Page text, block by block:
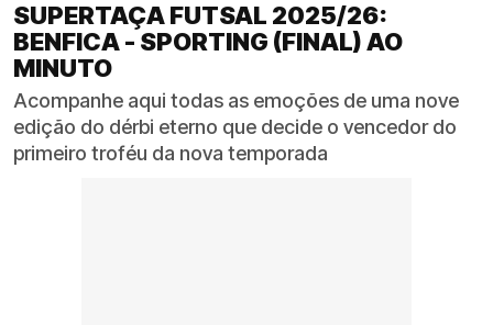
SUPERTAÇA FUTSAL 2025/26:
BENFICA - SPORTING (FINAL) AO
MINUTO
Acompanhe aqui todas as emoções de uma nove
edição do dérbi eterno que decide o vencedor do
primeiro troféu da nova temporada